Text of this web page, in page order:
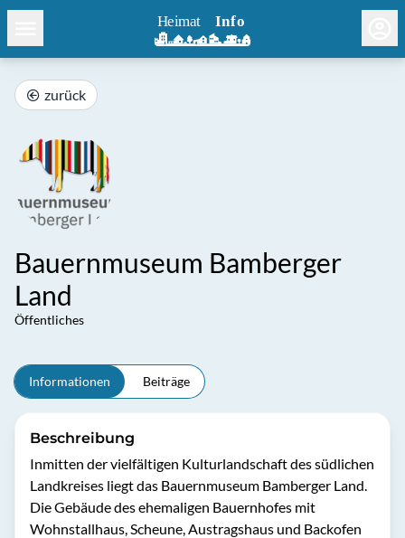
zurück
Bauernmuseum Bamberger
Land
Öffentliches
Informationen Beiträge
Beschreibung
Inmitten der vielfältigen Kulturlandschaft des südlichen
Landkreises liegt das Bauernmuseum Bamberger Land.
Die Gebäude des ehemaligen Bauernhofes mit
Wohnstallhaus, Scheune, Austragshaus und Backofen